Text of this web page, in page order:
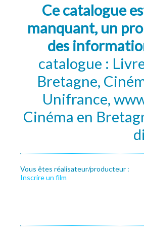
Ce catalogue
manquant, un
des
catalogue :
Bretagne,
Unifrance,
Cinéma en
Vous êtes réalisateur/producteur :
Inscrire un film